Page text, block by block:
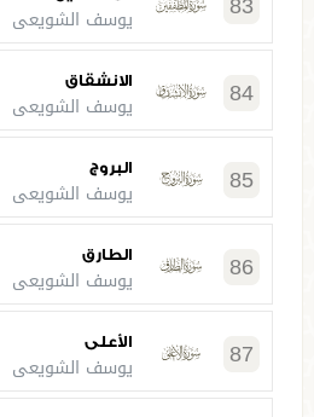
يوسف الشويعي
84 الانشقاق
يوسف الشويعي
85 البروج
يوسف الشويعي
86 الطارق
يوسف الشويعي
87 الأعلى
يوسف الشويعي